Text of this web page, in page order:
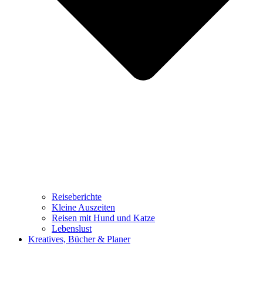
Reiseberichte
Kleine Auszeiten
Reisen mit Hund und Katze
Lebenslust
Kreatives, Bücher & Planer